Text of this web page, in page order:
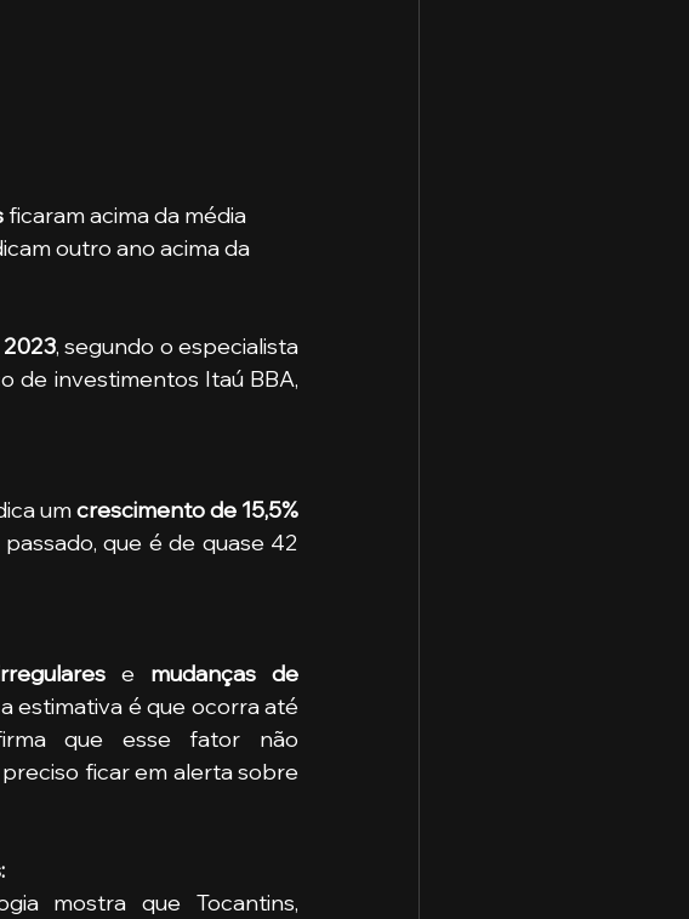
ficaram acima da média
outro ano acima da
, segundo o especialista
de investimentos Itaú BBA,
um
que é de quase 42
e mudanças de
estimativa é que ocorra até
que esse fator não
ficar em alerta sobre
mostra que Tocantins,